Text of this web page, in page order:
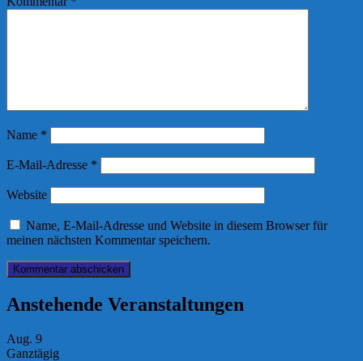
Name *
E-Mail-Adresse *
Website
Name, E-Mail-Adresse und Website in diesem Browser für
meinen nächsten Kommentar speichern.
Anstehende Veranstaltungen
Aug. 9
Ganztägig